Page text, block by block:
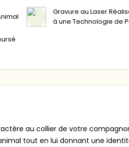
Gravure au Laser
à une Technologie de
au collier de votre
tout en lui donnant une